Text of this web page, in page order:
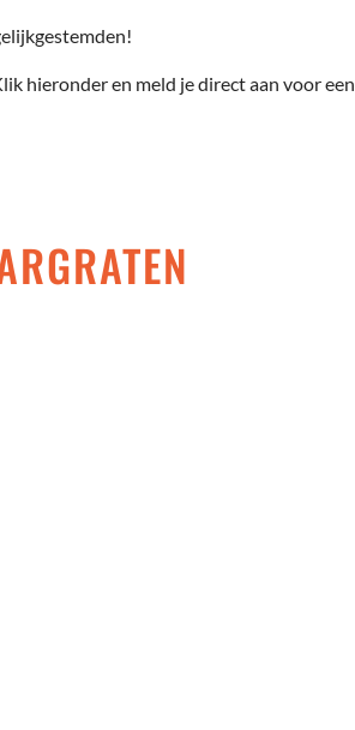
hieronder en meld je direct aan voor een